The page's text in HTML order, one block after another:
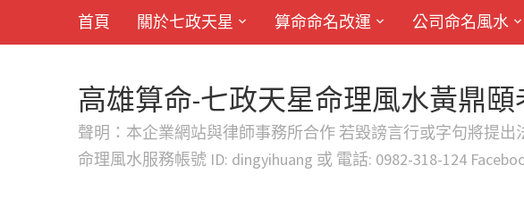
首頁 關於七政天星 算命命名改運 公司命名風水
高雄算命-七政天星命理風水黃鼎頤
聲明：本企業網站與律師事務所合作 若毀謗言行或字句將提出
命理風水服務帳號 ID: dingyihuang 或 電話: 0982-318-124